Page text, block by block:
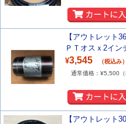
【アウトレット
ＰＴオスｘ2イ
¥3,545
（税込み）
通常価格：¥5,500
【アウトレット